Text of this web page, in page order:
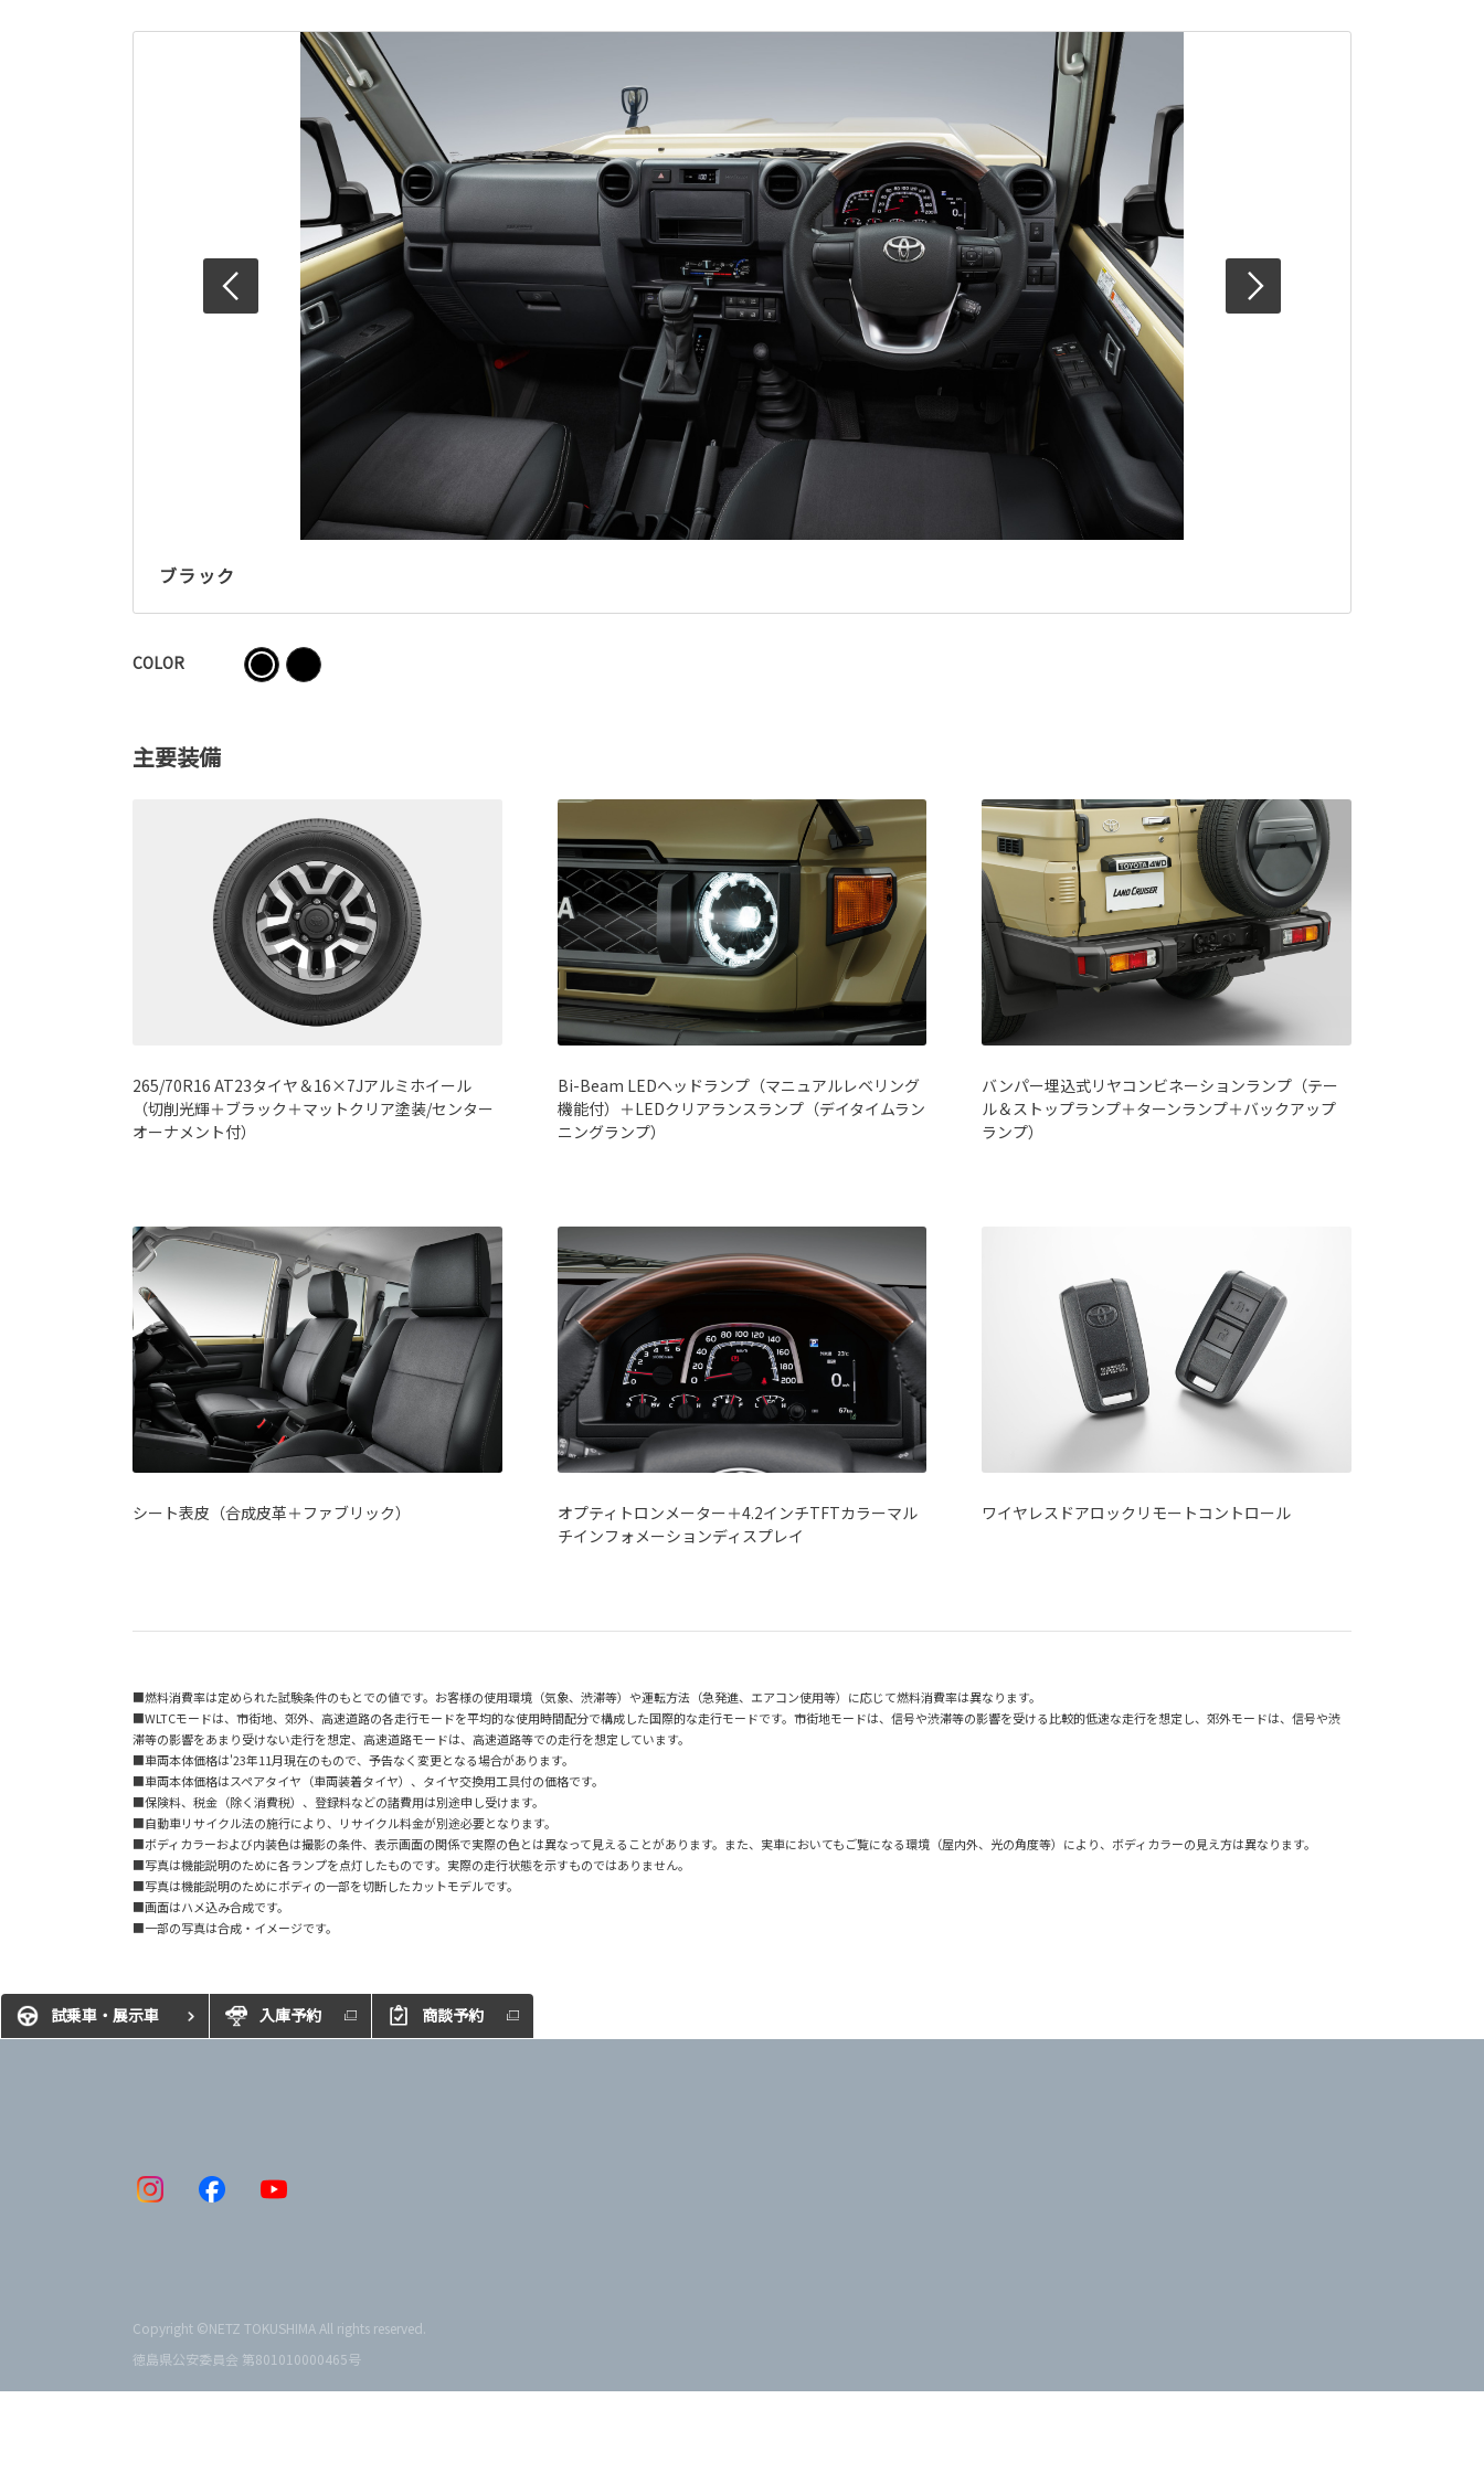
ブラック
COLOR
主要装備
265/70R16 AT23タイヤ＆16×7Jアルミホイール
（切削光輝＋ブラック＋マットクリア塗装/センター
オーナメント付）
Bi-Beam LEDヘッドランプ（マニュアルレベリング
機能付）＋LEDクリアランスランプ（デイタイムラン
ニングランプ）
バンパー埋込式リヤコンビネーションランプ（テー
ル＆ストップランプ＋ターンランプ＋バックアップ
ランプ）
シート表皮（合成皮革＋ファブリック）
オプティトロンメーター＋4.2インチTFTカラーマル
チインフォメーションディスプレイ
ワイヤレスドアロックリモートコントロール
■燃料消費率は定められた試験条件のもとでの値です。お客様の使用環境（気象、渋滞等）や運転方法（急発進、エアコン使用等）に応じて燃料消費率は異なります。
■WLTCモードは、市街地、郊外、高速道路の各走行モードを平均的な使用時間配分で構成した国際的な走行モードです。市街地モードは、信号や渋滞等の影響を受ける比較的低速な走行を想定し、郊外モードは、信号や渋
滞等の影響をあまり受けない走行を想定、高速道路モードは、高速道路等での走行を想定しています。
■車両本体価格は'23年11月現在のもので、予告なく変更となる場合があります。
■車両本体価格はスペアタイヤ（車両装着タイヤ）、タイヤ交換用工具付の価格です。
■保険料、税金（除く消費税）、登録料などの諸費用は別途申し受けます。
■自動車リサイクル法の施行により、リサイクル料金が別途必要となります。
■ボディカラーおよび内装色は撮影の条件、表示画面の関係で実際の色とは異なって見えることがあります。また、実車においてもご覧になる環境（屋内外、光の角度等）により、ボディカラーの見え方は異なります。
■写真は機能説明のために各ランプを点灯したものです。実際の走行状態を示すものではありません。
■写真は機能説明のためにボディの一部を切断したカットモデルです。
■画面はハメ込み合成です。
■一部の写真は合成・イメージです。
試乗車・展示車 入庫予約 商談予約
Copyright ©NETZ TOKUSHIMA All rights reserved.
徳島県公安委員会 第801010000465号